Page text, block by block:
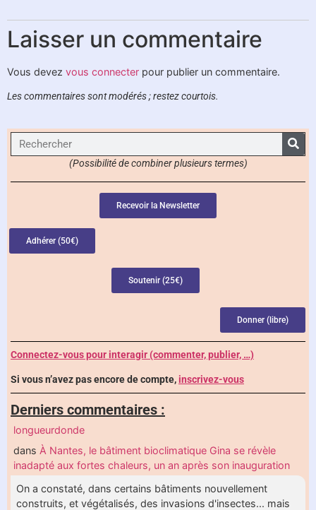
Laisser un commentaire
Vous devez vous connecter pour publier un commentaire.
Les commentaires sont modérés ; restez courtois.
(Possibilité de combiner plusieurs termes)
Recevoir la Newsletter
Adhérer (50€)
Soutenir (25€)
Donner (libre)
Connectez-vous pour interagir (commenter, publier, …)
Si vous n’avez pas encore de compte, inscrivez-vous
Derniers commentaires :
longueurdonde
dans À Nantes, le bâtiment bioclimatique Gina se révèle
inadapté aux fortes chaleurs, un an après son inauguration
On a constaté, dans certains bâtiments nouvellement
construits, et végétalisés, des invasions d'insectes... mais